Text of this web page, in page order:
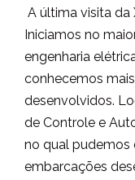
A última visita da
Iniciamos no
engenharia
conhecemos
desenvolvidos.
de Controle e
no qual pudemos
embarcações